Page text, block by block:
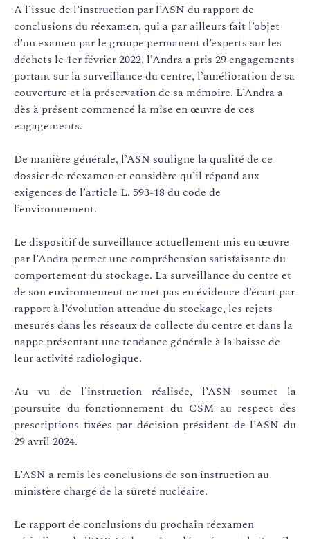
A l’issue de l’instruction par l’ASN du rapport de
conclusions du réexamen, qui a par ailleurs fait l’objet
d’un examen par le groupe permanent d’experts sur les
déchets le 1er février 2022, l’Andra a pris 29 engagements
portant sur la surveillance du centre, l’amélioration de sa
couverture et la préservation de sa mémoire. L’Andra a
dès à présent commencé la mise en œuvre de ces
engagements.
De manière générale, l’ASN souligne la qualité de ce
dossier de réexamen et considère qu’il répond aux
exigences de l’article L. 593-18 du code de
l’environnement.
Le dispositif de surveillance actuellement mis en œuvre
par l’Andra permet une compréhension satisfaisante du
comportement du stockage. La surveillance du centre et
de son environnement ne met pas en évidence d’écart par
rapport à l’évolution attendue du stockage, les rejets
mesurés dans les réseaux de collecte du centre et dans la
nappe présentant une tendance générale à la baisse de
leur activité radiologique.
Au vu de l’instruction réalisée, l’ASN soumet la
poursuite du fonctionnement du CSM au respect des
prescriptions fixées par décision président de l’ASN du
29 avril 2024.
L’ASN a remis les conclusions de son instruction au
ministère chargé de la sûreté nucléaire.
Le rapport de conclusions du prochain réexamen